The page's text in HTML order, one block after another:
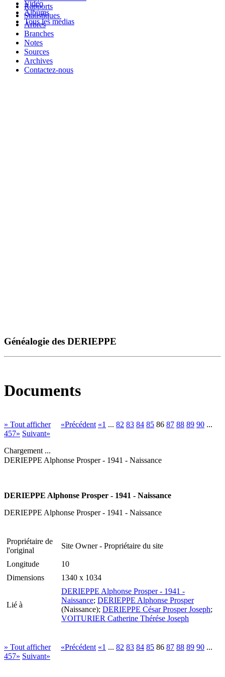
Video
Albums
Tous les médias
Rapports
Statistiques
Arbres
Branches
Notes
Sources
Archives
Contactez-nous
Généalogie des DERIEPPE
Documents
» Tout afficher «Précédent «1 ... 82 83 84 85 86 87 88 89 90 ...
457» Suivant»
Chargement ...
DERIEPPE Alphonse Prosper - 1941 - Naissance
DERIEPPE Alphonse Prosper - 1941 - Naissance
DERIEPPE Alphonse Prosper - 1941 - Naissance
Propriétaire de
l'original
Site Owner - Propriétaire du site
Longitude
10
Dimensions
1340 x 1034
Lié à
DERIEPPE Alphonse Prosper - 1941 -
Naissance; DERIEPPE Alphonse Prosper
(Naissance); DERIEPPE César Prosper Joseph;
VOITURIER Catherine Thérése Joseph
» Tout afficher «Précédent «1 ... 82 83 84 85 86 87 88 89 90 ...
457» Suivant»